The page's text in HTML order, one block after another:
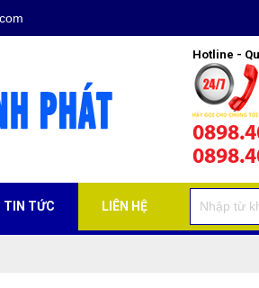
Hotline -
TIN TỨC LIÊN HỆ